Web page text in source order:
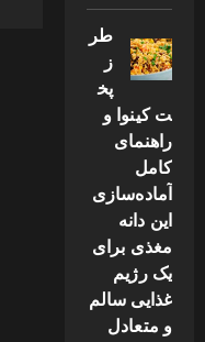
طر
ز
پخ
ت کینوا و
راهنمای
کامل
آماده‌سازی
این دانه
مغذی برای
یک رژیم
غذایی سالم
و متعادل